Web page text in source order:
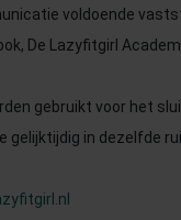
voldoende
De Lazyfitgirl
gebruikt voor het
gelijktijdig in dezelfde